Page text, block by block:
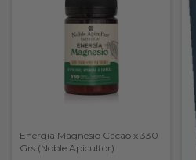
Energía Magnesio Cacao x 330
Grs (Noble Apicultor)